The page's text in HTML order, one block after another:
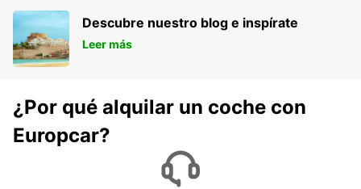
Descubre nuestro blog e inspírate
Leer más
¿Por qué alquilar un coche con
Europcar?